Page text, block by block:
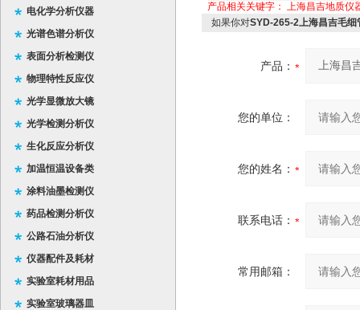
电化学分析仪器
光谱色谱分析仪
表面分析检测仪
物理特性反应仪
光学显微放大镜
光学检测分析仪
生化反应分析仪
加温恒温设备类
涂料油墨检测仪
药品检测分析仪
公路石油分析仪
仪器配件及耗材
实验室耗材用品
实验室玻璃器皿
产品相关关键字： 上海昌吉地质仪
如果你对SYD-265-2上海昌吉毛
产品：
您的单位：
您的姓名：
联系电话：
常用邮箱：